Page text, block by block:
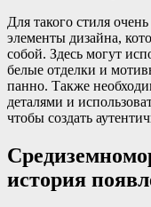
Для такого стиля
элементы дизайна,
собой. Здесь могут
белые отделки и
панно. Также
деталями и
чтобы создать
история